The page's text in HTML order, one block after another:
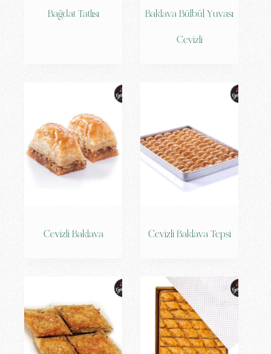
Bağdat Tatlısı
Baklava Bülbül Yuvası
Cevizli
Cevizli Baklava Cevizli Baklava Tepsi